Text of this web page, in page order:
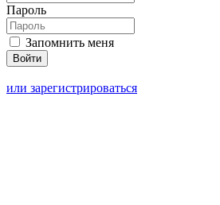
Пароль
Запомнить меня
или зарегистрироваться